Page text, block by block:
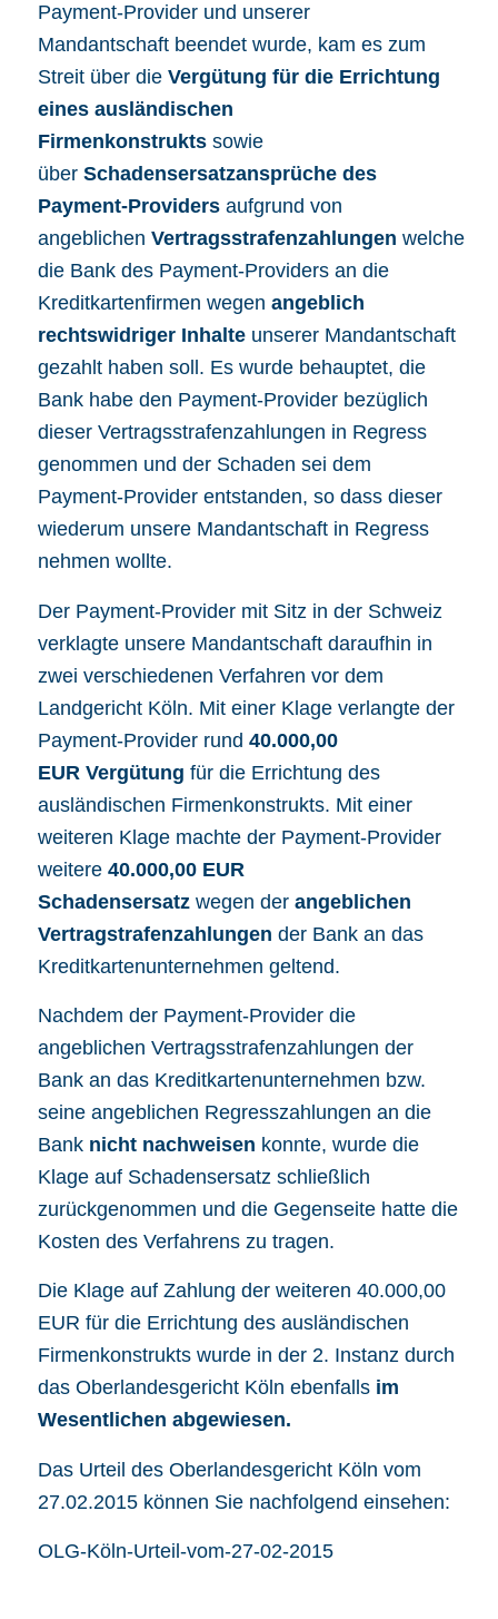
Payment-Provider und unserer
Mandantschaft beendet wurde, kam es zum
Streit über die Vergütung fürdie Errichtung
eines ausländischen
Firmenkonstruktssowie
über Schadensersatzansprüche des
Payment-Providersaufgrund von
angeblichen Vertragsstrafenzahlungen welche
die Bank des Payment-Providers an die
Kreditkartenfirmen wegen angeblich
rechtswidriger Inhalte unserer Mandantschaft
gezahlt haben soll. Es wurde behauptet, die
Bank habe den Payment-Provider bezüglich
dieser Vertragsstrafenzahlungen in Regress
genommen und der Schaden sei dem
Payment-Provider entstanden, so dass dieser
wiederum unsere Mandantschaft in Regress
nehmen wollte.
Der Payment-Provider mit Sitz in der Schweiz
verklagte unsere Mandantschaft daraufhin in
zwei verschiedenen Verfahren vor dem
Landgericht Köln. Mit einer Klage verlangte der
Payment-Provider rund 40.000,00
EUR Vergütung für die Errichtung des
ausländischen Firmenkonstrukts. Mit einer
weiteren Klage machte der Payment-Provider
weitere 40.000,00 EUR
Schadensersatzwegen der angeblichen
Vertragstrafenzahlungen der Bank an das
Kreditkartenunternehmen geltend.
Nachdem der Payment-Provider die
angeblichen Vertragsstrafenzahlungen der
Bank an das Kreditkartenunternehmen bzw.
seine angeblichen Regresszahlungen an die
Bank nicht nachweisen konnte, wurde die
Klage auf Schadensersatz schließlich
zurückgenommen und die Gegenseite hatte die
Kosten des Verfahrens zu tragen.
Die Klage auf Zahlung der weiteren 40.000,00
EUR für die Errichtung des ausländischen
Firmenkonstrukts wurde in der 2. Instanz durch
das Oberlandesgericht Köln ebenfalls im
Wesentlichen abgewiesen.
Das Urteil des Oberlandesgericht Köln vom
27.02.2015 können Sie nachfolgend einsehen:
OLG-Köln-Urteil-vom-27-02-2015